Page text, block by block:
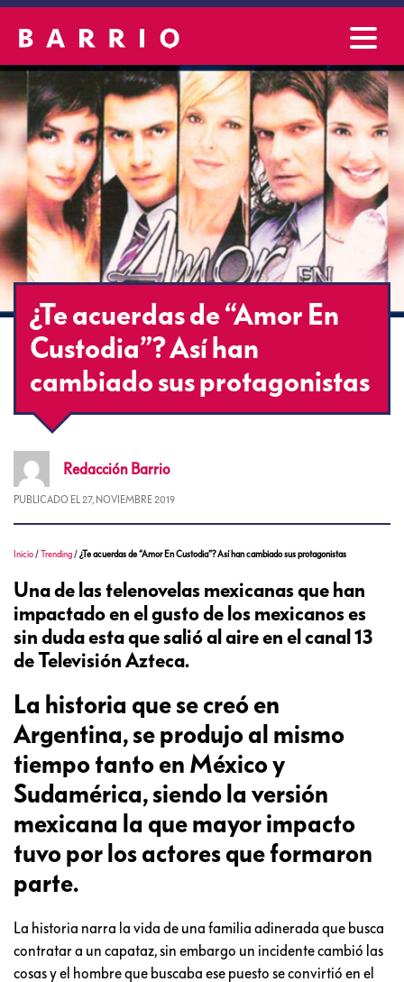
¿Te acuerdas de “Amor En
Custodia”? Así han
cambiado sus protagonistas
Redacción Barrio
PUBLICADO EL 27, NOVIEMBRE 2019
Inicio /Trending /¿Te acuerdas de “Amor En Custodia”? Así han cambiado sus protagonistas
Una de las telenovelas mexicanas que han
impactado en el gusto de los mexicanos es
sin duda esta que salió al aire en el canal 13
de Televisión Azteca.
La historia que se creó en
Argentina, se produjo al mismo
tiempo tanto en México y
Sudamérica, siendo la versión
mexicana la que mayor impacto
tuvo por los actores que formaron
parte.
La historia narra la vida de una familia adinerada que busca
contratar a un capataz, sin embargo un incidente cambió las
cosas y el hombre que buscaba ese puesto se convirtió en el